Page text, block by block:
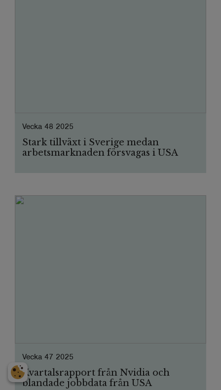
Vecka 48 2025
Stark tillväxt i Sverige medan
arbetsmarknaden försvagas i USA
Vecka 47 2025
Kvartalsrapport från Nvidia och
blandade jobbdata från USA